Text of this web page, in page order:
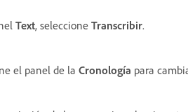
Text, seleccione Transcribir.
el panel de la Cronología para